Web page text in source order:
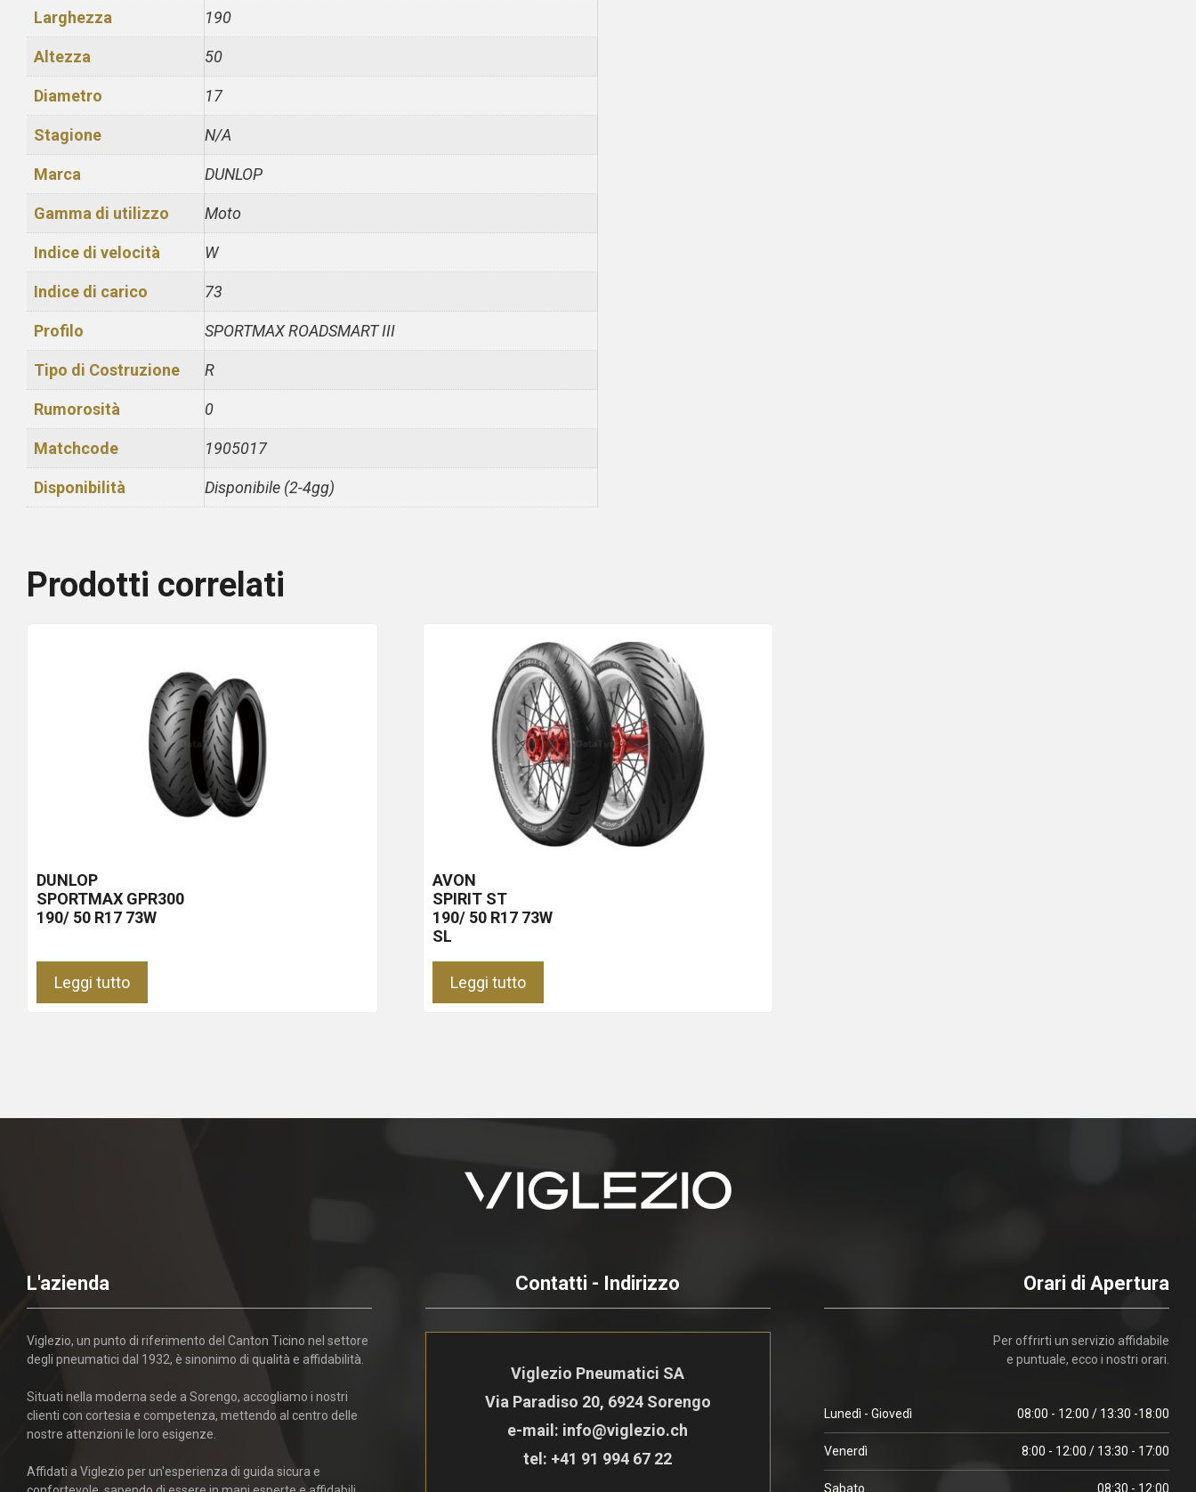
Larghezza 190
Altezza 50
Diametro 17
Stagione N/A
Marca DUNLOP
Gamma di utilizzo Moto
Indice di velocità W
Indice di carico 73
Profilo SPORTMAX ROADSMART III
Tipo di Costruzione R
Rumorosità 0
Matchcode 1905017
Disponibilità Disponibile (2-4gg)
Prodotti correlati
DUNLOP
SPORTMAX GPR300
190/ 50 R17 73W
Leggi tutto
AVON
SPIRIT ST
190/ 50 R17 73W
SL
Leggi tutto
L'azienda
Viglezio, un punto di riferimento del Canton Ticino nel settore
degli pneumatici dal 1932, è sinonimo di qualità e affidabilità.
Situati nella moderna sede a Sorengo, accogliamo i nostri
clienti con cortesia e competenza, mettendo al centro delle
nostre attenzioni le loro esigenze.
Affidati a Viglezio per un'esperienza di guida sicura e
Contatti - Indirizzo
Viglezio Pneumatici SA
Via Paradiso 20, 6924 Sorengo
e-mail: info@viglezio.ch
tel: +41 91 994 67 22
Orari di Apertura
Per offrirti un servizio affidabile
e puntuale, ecco i nostri orari.
Lunedì - Giovedì 08:00 - 12:00 / 13:30 -18:00
Venerdì 8:00 - 12:00 / 13:30 - 17:00
Sabato 08:30 - 12:00